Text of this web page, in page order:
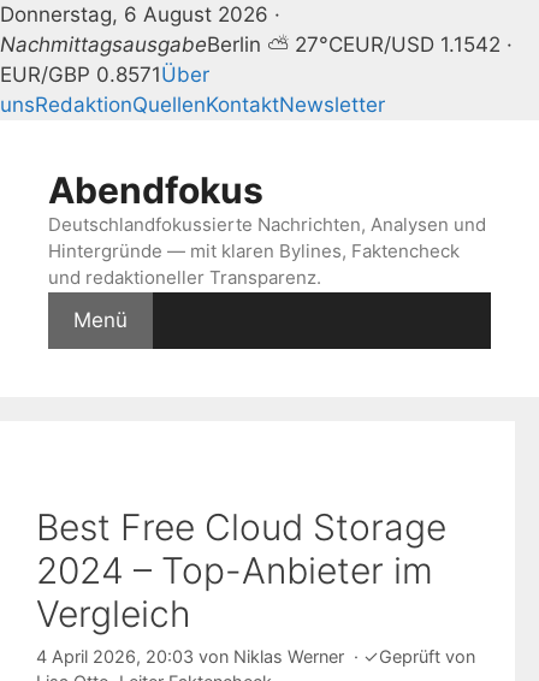
Donnerstag, 6 August 2026 ·
NachmittagsausgabeBerlin ⛅ 27°CEUR/USD 1.1542 ·
EUR/GBP 0.8571Über
unsRedaktionQuellenKontaktNewsletter
springenAbendfokus
Deutschlandfokussierte Nachrichten, Analysen und
Hintergründe — mit klaren Bylines, Faktencheck
und redaktioneller Transparenz.
Menü
Best Free Cloud Storage
2024 – Top-Anbieter im
Vergleich
4 April 2026, 20:03 von Niklas Werner · ✓Geprüft von